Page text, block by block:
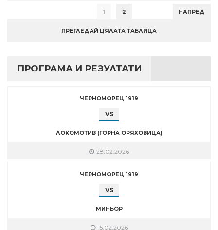
1 2 НАПРЕД
ПРЕГЛЕДАЙ ЦЯЛАТА ТАБЛИЦА
ПРОГРАМА И РЕЗУЛТАТИ
ЧЕРНОМОРЕЦ 1919
VS
ЛОКОМОТИВ (ГОРНА ОРЯХОВИЦА)
28.02.2026
ЧЕРНОМОРЕЦ 1919
VS
МИНЬОР
15.02.2026